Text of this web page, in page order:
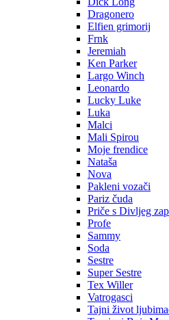
Dragonero
Elfien grimorij
Frnk
Jeremiah
Ken Parker
Largo Winch
Leonardo
Lucky Luke
Luka
Malci
Mali Spirou
Moje frendice
Nataša
Nova
Pakleni vozači
Pariz čuda
Priče s Divljeg
Profe
Sammy
Soda
Sestre
Super Sestre
Tex Willer
Vatrogasci
Tajni život